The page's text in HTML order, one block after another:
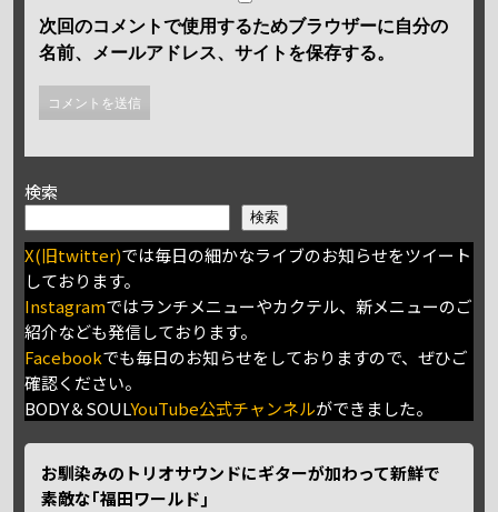
次回のコメントで使用するためブラウザーに自分の
名前、メールアドレス、サイトを保存する。
検索
検索
X(旧twitter)では毎日の細かなライブのお知らせをツイート
しております。
Instagramではランチメニューやカクテル、新メニューのご
紹介なども発信しております。
Facebookでも毎日のお知らせをしておりますので、ぜひご
確認ください。
BODY＆SOULYouTube公式チャンネルができました。
お馴染みのトリオサウンドにギターが加わって新鮮で
素敵な｢福田ワールド｣